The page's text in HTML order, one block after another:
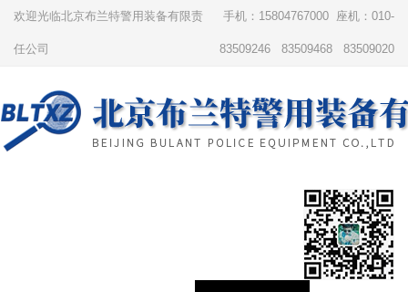
欢迎光临北京布兰特警用装备有限责
任公司
手机：15804767000 座机：010-
83509246 83509468 83509020